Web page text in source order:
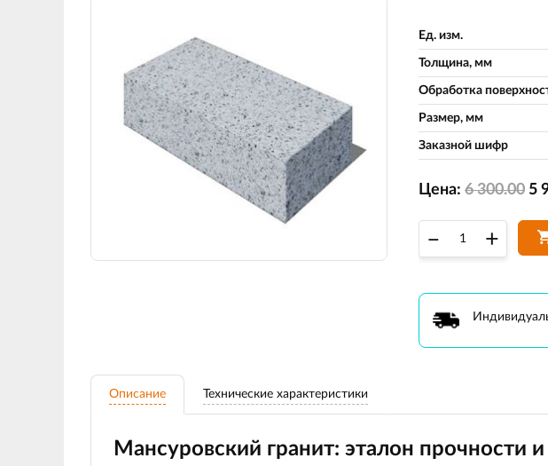
Ед. изм.
Толщина, мм
Обработка
Размер, мм
Заказной шифр
Цена: 6 300.00 5
– +
Описание Технические характеристики
Мансуровский гранит: эталон прочности и